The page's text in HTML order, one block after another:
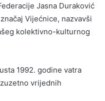
Jasna Duraković
Vijećnice, nazvavši
kolektivno-kulturnog
1992. godine vatra
vrijednih